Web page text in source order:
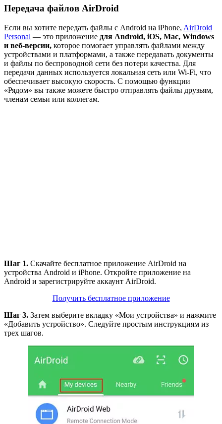
Передача файлов AirDroid
Если вы хотите передать файлы с Android на iPhone, AirDroid
Personal — это приложение для Android, iOS, Mac, Windows
и веб-версии, которое помогает управлять файлами между
устройствами и платформами, а также передавать документы
и файлы по беспроводной сети без потери качества. Для
передачи данных используется локальная сеть или Wi-Fi, что
обеспечивает высокую скорость. С помощью функции
«Рядом» вы также можете быстро отправлять файлы друзьям,
членам семьи или коллегам.
Шаг 1. Скачайте бесплатное приложение AirDroid на
устройства Android и iPhone. Откройте приложение на
Android и зарегистрируйте аккаунт AirDroid.
Получить бесплатное приложение
Шаг 3. Затем выберите вкладку «Мои устройства» и нажмите
«Добавить устройство». Следуйте простым инструкциям из
трех шагов.